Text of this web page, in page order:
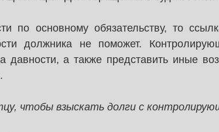
по основному обязательству, то
должника не поможет.
давности, а также представить иные
чтобы взыскать долги с